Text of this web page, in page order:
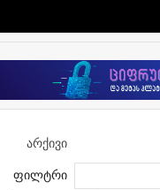
არქივი
ფილტრი